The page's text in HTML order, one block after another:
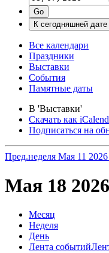
Все календари
Праздники
Выставки
События
Памятные даты
В 'Выставки'
Скачать как
Подписаться на
Пред.неделя Мая 11
Мая 18
Месяц
Неделя
День
Лента событий